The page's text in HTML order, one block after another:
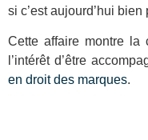
si c’est aujourd’hui
Cette affaire montre la
l’intérêt d’être
en droit des marques.